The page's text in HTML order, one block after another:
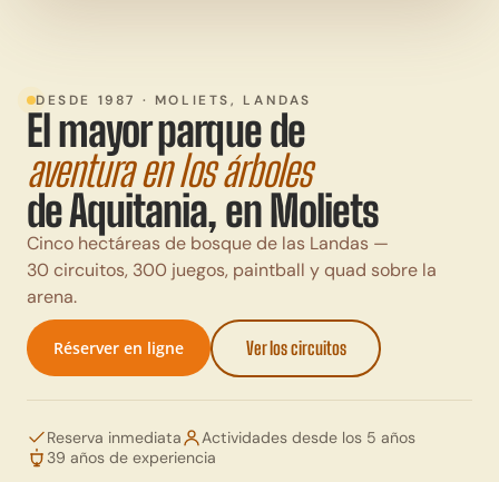
DESDE 1987 · MOLIETS, LANDAS
El mayor parque de
aventura en los árboles
de Aquitania, en Moliets
Cinco hectáreas de bosque de las Landas —
30 circuitos, 300 juegos, paintball y quad sobre la
arena.
Réserver en ligne Ver los circuitos
Reserva inmediata
Actividades desde los 5 años
39 años de experiencia